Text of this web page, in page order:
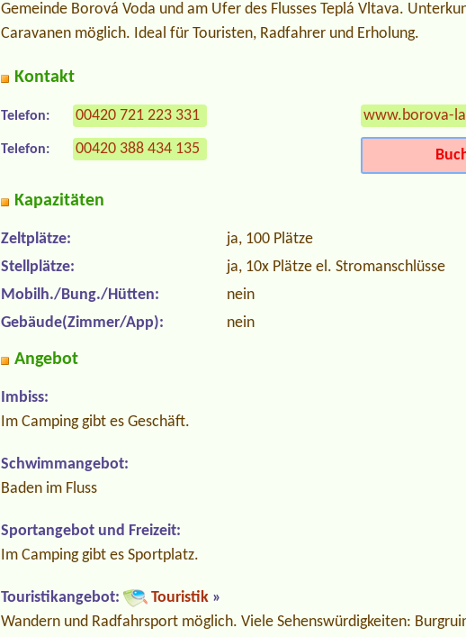
Gemeinde Borová Voda und am Ufer des Flusses Teplá Vltava.
Caravanen möglich. Ideal für Touristen, Radfahrer und Erholung.
Kontakt
Telefon: 00420 721 223 331
Telefon: 00420 388 434 135
www.borova-
Kapazitäten
Zeltplätze:
ja, 100 Plätze
Stellplätze:
ja, 10x Plätze el. Stromanschlüsse
Mobilh./Bung./Hütten:
nein
Gebäude(Zimmer/App):
nein
Angebot
Imbiss:
Im Camping gibt es Geschäft.
Schwimmangebot:
Baden im Fluss
Sportangebot und Freizeit:
Im Camping gibt es Sportplatz.
Touristikangebot: Touristik »
Wandern und Radfahrsport möglich. Viele Sehenswürdigkeiten: